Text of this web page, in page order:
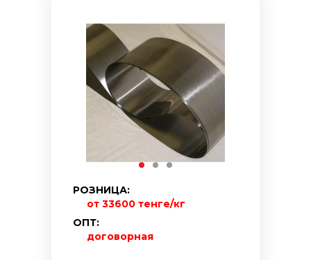
РОЗНИЦА:
от 33600 тенге/кг
ОПТ:
договорная